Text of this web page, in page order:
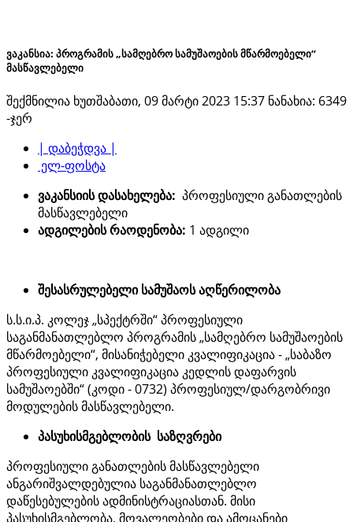
ვაკანსია: პროგრამის „სამღებრო სამუშაოების მწარმოებელი“
მასწავლებელი
შექმნილია ხუთშაბათი, 09 მარტი 2023 15:37 ნანახია: 6349
-ჯერ
| დაბეჭდვა |
ელ-ფოსტა
ვაკანსიის დასახელება: პროფესიული განათლების
მასწავლებელი
ადგილების რაოდენობა: 1 ადგილი
შესასრულებელი სამუშაოს აღწერილობა
ს.ს.ი.პ. კოლეჯ „სპექტრში“ პროფესიული
საგანმანათლებლო პროგრამის „სამღებრო სამუშაოების
მწარმოებელი“, მისანიჭებელი კვალიფიკაცია - „საბაზო
პროფესიული კვალიფიკაცია კედლის დაფარვის
სამუშაოებში“ (კოდი - 0732) პროფესიულ/დარგობრივი
მოდულების მასწავლებელი.
პასუხისმგებლობის საზღვრები
პროფესიული განათლების მასწავლებელი
ანგარიშვალდებულია საგანმანათლებლო
დაწესებულების ადმინისტრაციასთან. მისი
პასუხისმგებლობა, მოვალეობები და ამოცანები